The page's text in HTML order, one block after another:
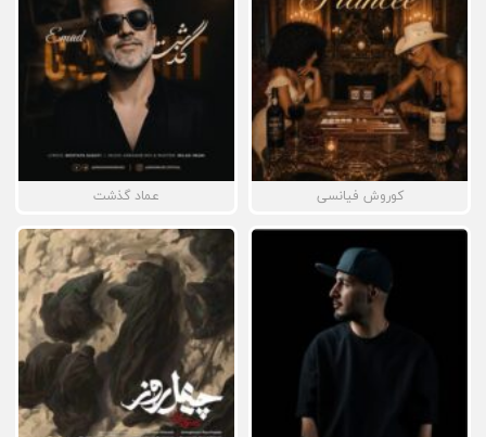
کوروش فیانسی عماد گذشت